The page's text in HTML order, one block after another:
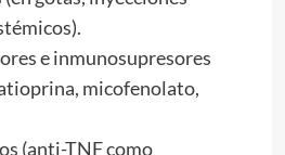
e inmunosupresores
micofenolato,
(anti-TNF como